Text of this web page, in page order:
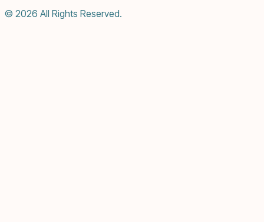
© 2026 All Rights Reserved.